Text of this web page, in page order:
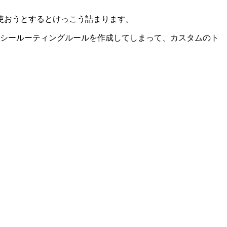
おうとするとけっこう詰まります。
ールーティングルールを作成してしまって、カスタムのト